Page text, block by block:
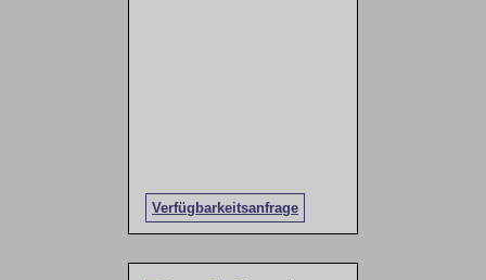
Verfügbarkeitsanfrage